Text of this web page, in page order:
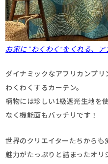
お家に “わくわく”をくれる、
ダイナミックなアフリカンプ
わくわくするカーテン。
柄物には珍しい1級遮光生地を
なく機能面もバッチリです！
世界のクリエイターたちからも
魅力がたっぷりと詰まったオ